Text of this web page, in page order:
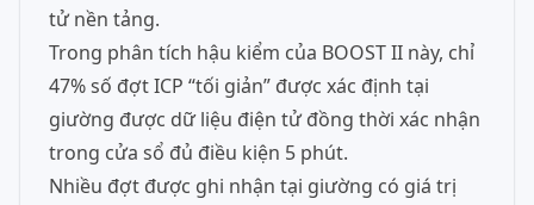
tử nền tảng.
Trong phân tích hậu kiểm của BOOST II này, chỉ
47% số đợt ICP “tối giản” được xác định tại
giường được dữ liệu điện tử đồng thời xác nhận
trong cửa sổ đủ điều kiện 5 phút.
Nhiều đợt được ghi nhận tại giường có giá trị